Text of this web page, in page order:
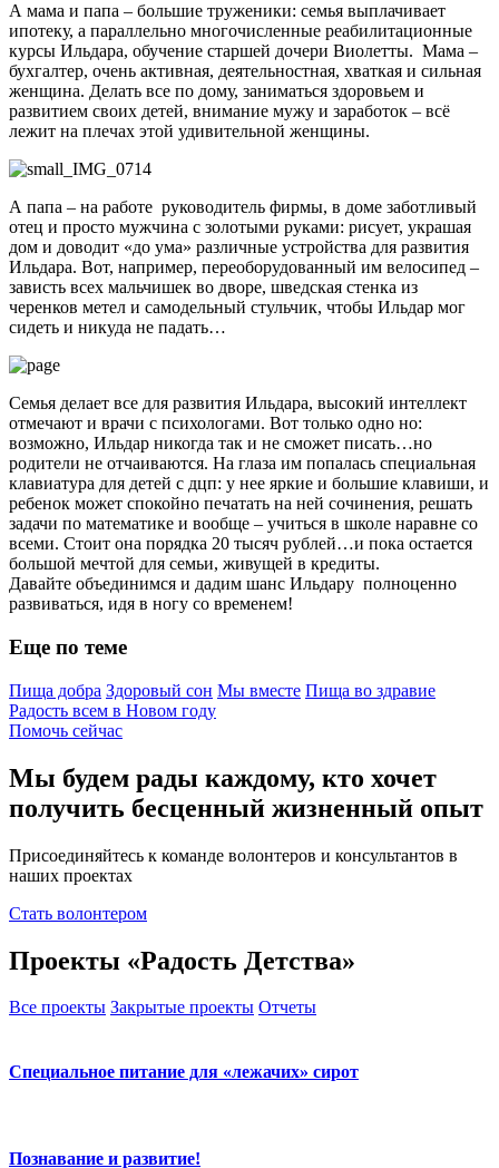
А мама и папа – большие труженики: семья выплачивает
ипотеку, а параллельно многочисленные реабилитационные
курсы Ильдара, обучение старшей дочери Виолетты. Мама –
бухгалтер, очень активная, деятельностная, хваткая и сильная
женщина. Делать все по дому, заниматься здоровьем и
развитием своих детей, внимание мужу и заработок – всё
лежит на плечах этой удивительной женщины.
А папа – на работе руководитель фирмы, в доме заботливый
отец и просто мужчина с золотыми руками: рисует, украшая
дом и доводит «до ума» различные устройства для развития
Ильдара. Вот, например, переоборудованный им велосипед –
зависть всех мальчишек во дворе, шведская стенка из
черенков метел и самодельный стульчик, чтобы Ильдар мог
сидеть и никуда не падать…
Семья делает все для развития Ильдара, высокий интеллект
отмечают и врачи с психологами. Вот только одно но:
возможно, Ильдар никогда так и не сможет писать…но
родители не отчаиваются. На глаза им попалась специальная
клавиатура для детей с дцп: у нее яркие и большие клавиши, и
ребенок может спокойно печатать на ней сочинения, решать
задачи по математике и вообще – учиться в школе наравне со
всеми. Стоит она порядка 20 тысяч рублей…и пока остается
большой мечтой для семьи, живущей в кредиты.
Давайте объединимся и дадим шанс Ильдару полноценно
развиваться, идя в ногу со временем!
Еще по теме
Пища добра Здоровый сон Мы вместе Пища во здравие
Радость всем в Новом году
Помочь сейчас
Мы будем рады каждому, кто хочет
получить бесценный жизненный опыт
Присоединяйтесь к команде волонтеров и консультантов в
наших проектах
Стать волонтером
Проекты «Радость Детства»
Все проекты Закрытые проекты Отчеты
Специальное питание для «лежачих» сирот
Познавание и развитие!